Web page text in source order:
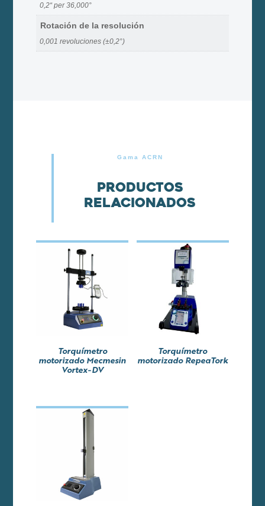
0,2“ per 36,000°
Rotación de la resolución
0,001 revoluciones (±0,2°)
Gama ACRN
Productos
relacionados
Torquímetro
motorizado Mecmesin
Vortex-DV
Torquímetro
motorizado RepeaTork